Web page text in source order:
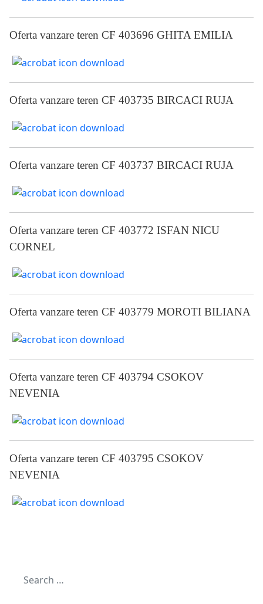
Oferta vanzare teren CF 403696 GHITA EMILIA
Oferta vanzare teren CF 403735 BIRCACI RUJA
Oferta vanzare teren CF 403737 BIRCACI RUJA
Oferta vanzare teren CF 403772 ISFAN NICU
CORNEL
Oferta vanzare teren CF 403779 MOROTI BILIANA
Oferta vanzare teren CF 403794 CSOKOV
NEVENIA
Oferta vanzare teren CF 403795 CSOKOV
NEVENIA